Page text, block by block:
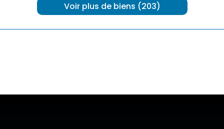
Voir plus de biens (203)